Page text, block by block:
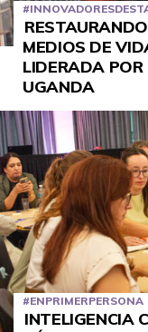
MEDIOS DE
LIDERADA POR
UGANDA
#ENPRIMERPERSONA
INTELIGENCIA